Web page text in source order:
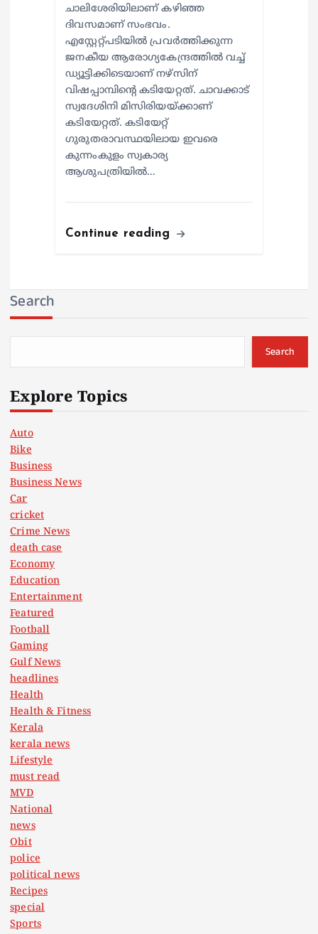
ചാലിശേരിയിലാണ് കഴിഞ്ഞ
ദിവസമാണ് സംഭവം.
എസ്റ്റേറ്റ്പടിയില്‍ പ്രവര്‍ത്തിക്കുന്ന
ജനകീയ ആരോഗ്യകേന്ദ്രത്തില്‍ വച്ച്
ഡ്യൂട്ടിക്കിടെയാണ് നഴ്സിന്
വിഷപ്പാമ്പിന്റെ കടിയേറ്റത്. ചാവക്കാട്
സ്വദേശിനി മിസിരിയയ്ക്കാണ്
കടിയേറ്റത്. കടിയേറ്റ്
ഗുരുതരാവസ്ഥയിലായ ഇവരെ
കുന്നംകുളം സ്വകാര്യ
ആശുപത്രിയില്‍…
Continue reading
Search
Search
Explore Topics
Auto
Bike
Business
Business News
Car
cricket
Crime News
death case
Economy
Education
Entertainment
Featured
Football
Gaming
Gulf News
headlines
Health
Health & Fitness
Kerala
kerala news
Lifestyle
must read
MVD
National
news
Obit
police
political news
Recipes
special
Sports